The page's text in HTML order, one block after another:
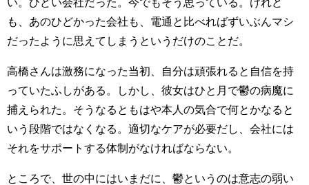
も、あのひどかった会社も、電通と比べればずいぶんマシ
だったように思えてしまうというだけのことだ。
高橋さんは激務になった当初、自分は頑張れると自信を持
っていたふしがある。しかし、彼女はひと月で鬱の病魔に
捕えられた。そうなるともはや本人の気合で何とかなると
いう段階ではなくなる。適切なケアが必要だし、会社には
それをサポートする体制がなければならない。
ところで、世の中にはいまだに、鬱というのは意志の弱い